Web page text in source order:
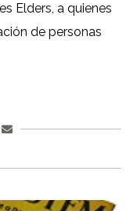
Elders, a quienes
de personas